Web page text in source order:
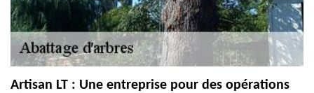
Artisan LT : Une entreprise pour des opérations